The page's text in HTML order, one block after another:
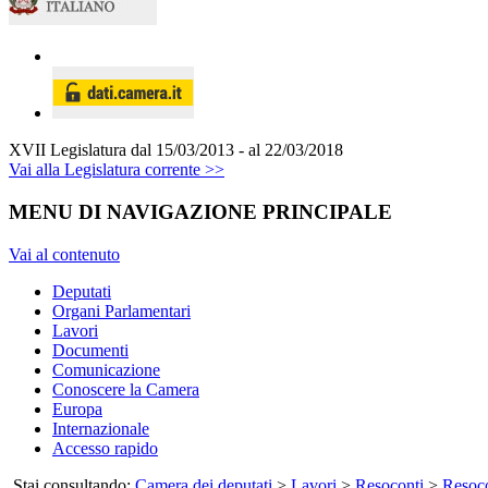
XVII Legislatura dal 15/03/2013 - al 22/03/2018
Vai alla Legislatura corrente >>
MENU DI NAVIGAZIONE PRINCIPALE
Vai al contenuto
Deputati
Organi Parlamentari
Lavori
Documenti
Comunicazione
Conoscere la Camera
Europa
Internazionale
Accesso rapido